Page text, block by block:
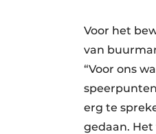
Voor het
van
“Voor ons
erg te
gedaan.